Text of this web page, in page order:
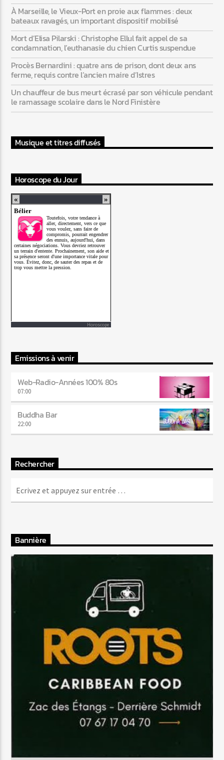
À Marseille, le Vieux-Port en proie aux flammes : deux
bateaux ravagés, un important dispositif mobilisé
Mort d’Elisa Pilarski : Christophe Ellul fait appel de sa
condamnation, l’euthanasie du chien Curtis suspendue
Procès Bernardini : quatre ans de prison, dont deux ans
ferme, requis contre l’ancien maire d’Istres
Un chauffeur de bus meurt écrasé par son véhicule pendant
le ramassage scolaire dans le Nord Finistère
Musique et titres diffusés
Horoscope du Jour
Horoscope
Emissions à venir
Web-Radio-Années 100% 80s
07:00
Buddha Bar
22:00
Rechercher
Bannière